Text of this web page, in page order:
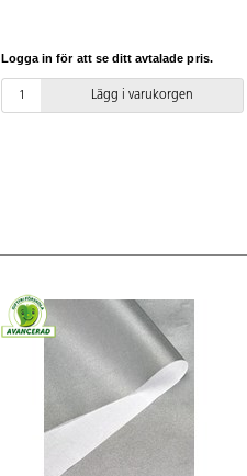
Logga in för att se ditt avtalade pris.
Lägg i varukorgen